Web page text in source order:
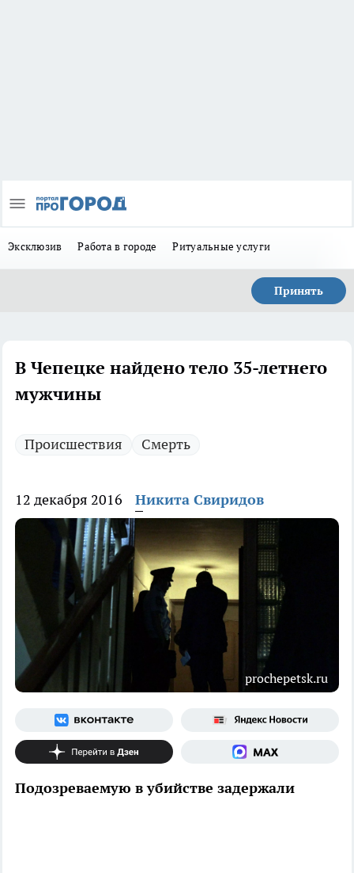
Эксклюзив Работа в городе Ритуальные услуги
Принять
В Чепецке найдено тело 35-летнего
мужчины
Происшествия Смерть
12 декабря 2016 Никита Свиридов
prochepetsk.ru
Подозреваемую в убийстве задержали